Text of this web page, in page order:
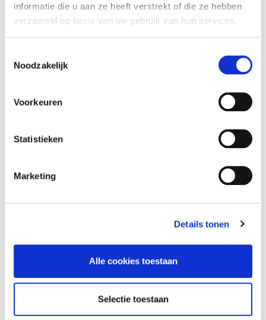
informatie die u aan ze heeft verstrekt of die ze hebben
verzameld op basis van uw gebruik van hun services.
Noodzakelijk
Voorkeuren
Statistieken
Marketing
Details tonen
Alle cookies toestaan
Selectie toestaan
sparren met één van onze specialisten? Neem dan
contact met ons op. We komen graag langs op locatie
Pneumatische cilinders
Elektrische cilinders